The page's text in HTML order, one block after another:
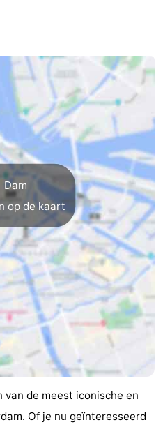
Dam
op de kaart
van de meest iconische en
Of je nu geïnteresseerd